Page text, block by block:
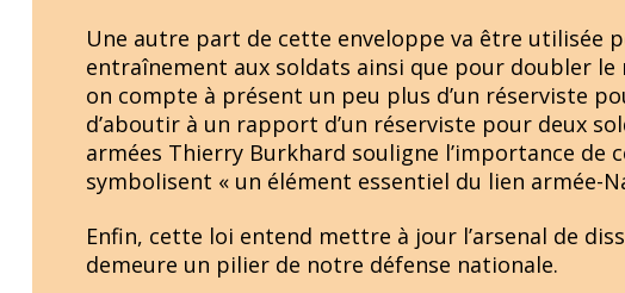
Une autre part de cette enveloppe va être utilisée
entraînement aux soldats ainsi que pour doubler le
on compte à présent un peu plus d’un réserviste
d’aboutir à un rapport d’un réserviste pour deux
armées Thierry Burkhard souligne l’importance de
symbolisent « un élément essentiel du lien armée-
Enfin, cette loi entend mettre à jour l’arsenal de
demeure un pilier de notre défense nationale.